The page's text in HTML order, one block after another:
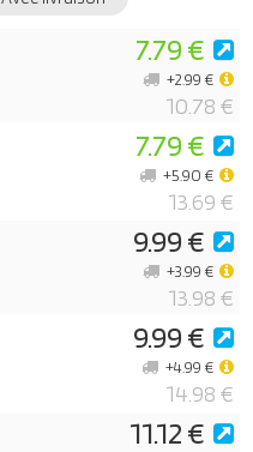
7.79 €
10.78 €
+2.99 €
7.79 €
13.69 €
+5.90 €
9.99 €
13.98 €
+3.99 €
9.99 €
14.98 €
+4.99 €
11.12 €